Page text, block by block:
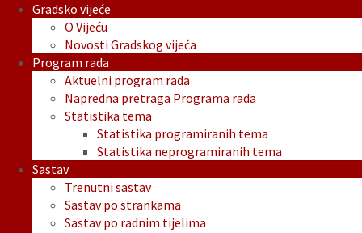
Gradsko vijeće
O Vijeću
Novosti Gradskog vijeća
Program rada
Aktuelni program rada
Napredna pretraga Programa rada
Statistika tema
Statistika programiranih tema
Statistika neprogramiranih tema
Sastav
Trenutni sastav
Sastav po strankama
Sastav po radnim tijelima